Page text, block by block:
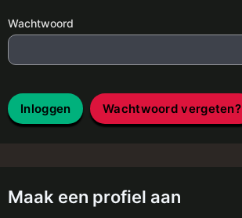
Wachtwoord
Inloggen Wachtwoord vergeten?
Maak een profiel aan